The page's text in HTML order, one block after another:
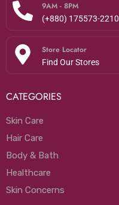
9AM - 8PM
(+880) 175573-2210
Store Locator
Find Our Stores
CATEGORIES
Skin Care
Hair Care
Body & Bath
Healthcare
Skin Concerns